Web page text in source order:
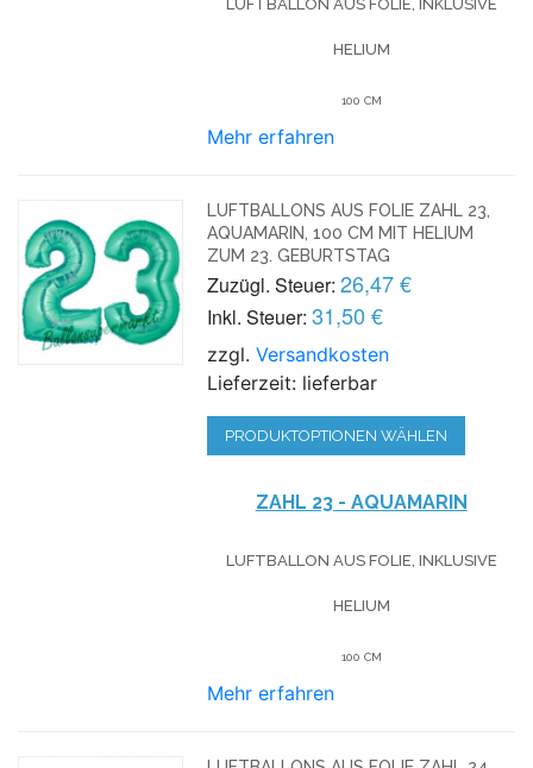
LUFTBALLON AUS FOLIE, INKLUSIVE
HELIUM
100 CM
Mehr erfahren
LUFTBALLONS AUS FOLIE ZAHL 23,
AQUAMARIN, 100 CM MIT HELIUM
ZUM 23. GEBURTSTAG
Zuzügl. Steuer: 26,47 €
Inkl. Steuer: 31,50 €
zzgl.Versandkosten
Lieferzeit: lieferbar
PRODUKTOPTIONEN WÄHLEN
ZAHL 23 - AQUAMARIN
LUFTBALLON AUS FOLIE, INKLUSIVE
HELIUM
100 CM
Mehr erfahren